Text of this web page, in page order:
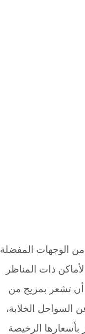
من الوجهات المفضلة
ذات المناظر
أن تشعر بمزيج من
السواحل الخلابة،
بأسعارها الرخيصة